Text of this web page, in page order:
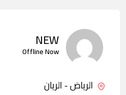
NEW
Offline Now
الرياض - الريان